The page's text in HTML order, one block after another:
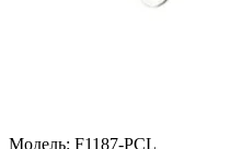
Модель: F1187-PCL